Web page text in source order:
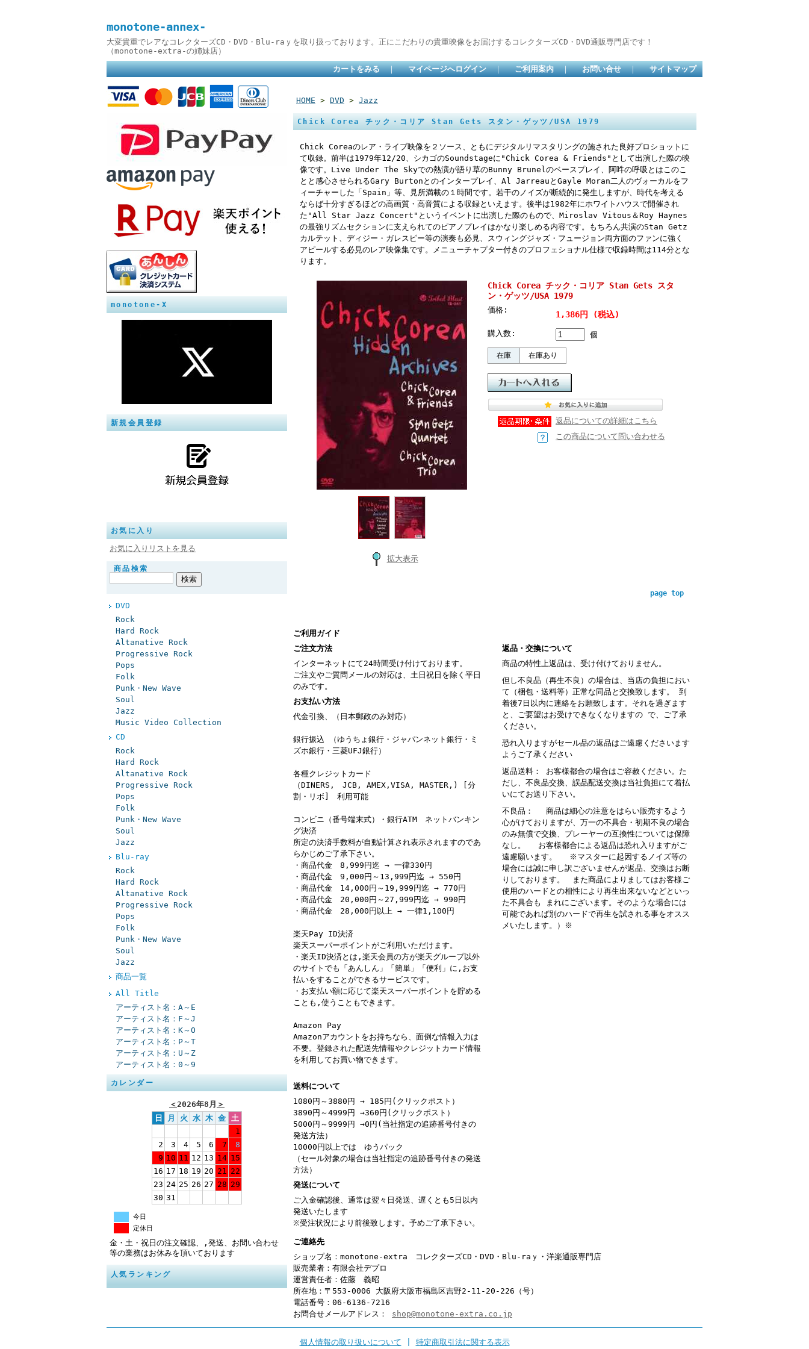
monotone-annex-
大変貴重でレアなコレクターズCD・DVD・Blu-raｙを取り扱っております。正にこだわりの貴重映像をお届けするコレクターズCD・DVD通販専門店です！
（monotone-extra-の姉妹店）
カートをみる ｜ マイページへログイン ｜ ご利用案内 ｜ お問い合せ ｜ サイトマップ
monotone-X
新規会員登録
お気に入り
お気に入りリストを見る
商品検索
DVD
Rock
Hard Rock
Altanative Rock
Progressive Rock
Pops
Folk
Punk・New Wave
Soul
Jazz
Music Video Collection
CD
Rock
Hard Rock
Altanative Rock
Progressive Rock
Pops
Folk
Punk・New Wave
Soul
Jazz
Blu-ray
Rock
Hard Rock
Altanative Rock
Progressive Rock
Pops
Folk
Punk・New Wave
Soul
Jazz
商品一覧
All Title
アーティスト名：A～E
アーティスト名：F～J
アーティスト名：K～O
アーティスト名：P～T
アーティスト名：U～Z
アーティスト名：0～9
カレンダー
＜2026年8月 ＞
日
月 火 水 木 金 土
1
2
3 4 5 6 7
8
9 10 11 12 13 14 15
16 17 18 19 20 21 22
23 24 25 26 27 28 29
30 31
今日
定休日
金・土・祝日の注文確認、,発送、お問い合わせ
等の業務はお休みを頂いております
人気ランキング
HOME > DVD > Jazz
Chick Corea チック・コリア Stan Gets スタン・ゲッツ/USA 1979
Chick Coreaのレア・ライブ映像を２ソース、ともにデジタルリマスタリングの施された良好プロショットに
て収録。前半は1979年12/20、シカゴのSoundstageに"Chick Corea & Friends"として出演した際の映
像です。Live Under The Skyでの熱演が語り草のBunny Brunelのベースプレイ、阿吽の呼吸とはこのこ
とと感心させられるGary Burtonとのインタープレイ、Al JarreauとGayle Moran二人のヴォーカルをフ
ィーチャーした「Spain」等、見所満載の１時間です。若干のノイズが断続的に発生しますが、時代を考える
ならば十分すぎるほどの高画質・高音質による収録といえます。後半は1982年にホワイトハウスで開催され
た"All Star Jazz Concert"というイベントに出演した際のもので、Miroslav Vitous＆Roy Haynes
の最強リズムセクションに支えられてのピアノプレイはかなり楽しめる内容です。もちろん共演のStan Getz
カルテット、ディジー・ガレスピー等の演奏も必見、スウィングジャズ・フュージョン両方面のファンに強く
アピールする必見のレア映像集です。メニューチャプター付きのプロフェショナル仕様で収録時間は114分とな
ります。
拡大表示
Chick Corea チック・コリア Stan Gets スタ
ン・ゲッツ/USA 1979
価格: 1,386円 (税込)
購入数: 個
在庫 在庫あり
返品についての詳細はこちら
この商品について問い合わせる
page top
ご利用ガイド
ご注文方法
インターネットにて24時間受け付けております。
ご注文やご質問メールの対応は、土日祝日を除く平日
のみです。
お支払い方法
代金引換、（日本郵政のみ対応）
銀行振込 （ゆうちょ銀行・ジャパンネット銀行・ミ
ズホ銀行・三菱UFJ銀行）
各種クレジットカード
（DINERS, JCB, AMEX,VISA, MASTER,) [分
割・リボ] 利用可能
コンビニ（番号端末式）・銀行ATM ネットバンキン
グ決済
所定の決済手数料が自動計算され表示されますのであ
らかじめご了承下さい。
・商品代金 8,999円迄 → 一律330円
・商品代金 9,000円～13,999円迄 → 550円
・商品代金 14,000円～19,999円迄 → 770円
・商品代金 20,000円～27,999円迄 → 990円
・商品代金 28,000円以上 → 一律1,100円
楽天Pay ID決済
楽天スーパーポイントがご利用いただけます。
・楽天ID決済とは,楽天会員の方が楽天グループ以外
のサイトでも「あんしん」「簡単」「便利」に,お支
払いをすることができるサービスです。
・お支払い額に応じて楽天スーパーポイントを貯める
ことも,使うこともできます。
Amazon Pay
Amazonアカウントをお持ちなら、面倒な情報入力は
不要。登録された配送先情報やクレジットカード情報
を利用してお買い物できます。
送料について
1080円～3880円 → 185円(クリックポスト）
3890円～4999円 →360円(クリックポスト）
5000円～9999円 →0円(当社指定の追跡番号付きの
発送方法）
10000円以上では ゆうパック
（セール対象の場合は当社指定の追跡番号付きの発送
方法）
発送について
ご入金確認後、通常は翌々日発送、遅くとも5日以内
発送いたします
※受注状況により前後致します。予めご了承下さい。
返品・交換について
商品の特性上返品は、受け付けておりません。
但し不良品（再生不良）の場合は、当店の負担におい
て（梱包・送料等）正常な同品と交換致します。 到
着後7日以内に連絡をお願致します。それを過ぎます
と、ご要望はお受けできなくなりますの で、ご了承
ください。
恐れ入りますがセール品の返品はご遠慮くださいます
ようご了承ください
返品送料： お客様都合の場合はご容赦ください。た
だし、不良品交換、誤品配送交換は当社負担にて着払
いにてお送り下さい。
不良品： 商品は細心の注意をはらい販売するよう
心がけておりますが、万一の不具合・初期不良の場合
のみ無償で交換、プレーヤーの互換性については保障
なし。 お客様都合による返品は恐れ入りますがご
遠慮願います。 ※マスターに起因するノイズ等の
場合には誠に申し訳ございませんが返品、交換はお断
りしております。 また商品によりましてはお客様ご
使用のハードとの相性により再生出来ないなどといっ
た不具合も まれにございます。そのような場合には
可能であれば別のハードで再生を試される事をオスス
メいたします。）※
ご連絡先
ショップ名：monotone-extra コレクターズCD・DVD・Blu-raｙ・洋楽通販専門店
販売業者：有限会社デプロ
運営責任者：佐藤 義昭
所在地：〒553-0006 大阪府大阪市福島区吉野2-11-20-226（号）
電話番号：06-6136-7216
お問合せメールアドレス： shop@monotone-extra.co.jp
個人情報の取り扱いについて 特定商取引法に関する表示